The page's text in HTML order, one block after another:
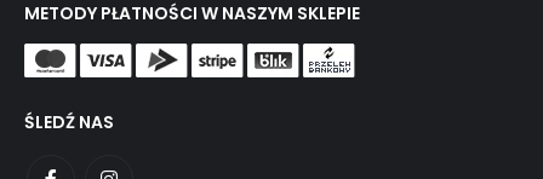
METODY PŁATNOŚCI W NASZYM SKLEPIE
ŚLEDŹ NAS